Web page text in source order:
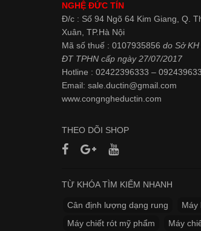
NGHỆ ĐỨC TÍN
Đ/c : Số 94 Ngõ 64 Kim Giang, Q.
Xuân, TP.Hà Nội
Mã số thuế : 0107935856 do Sở KH
ĐT TPHN cấp ngày 27/07/2017
Hotline : 02422396333 –
Email: sale.ductin@gmail.com
www.congngheductin.com
THEO DÕI SHOP
TỪ KHÓA TÌM KIẾM NHANH
Cân định lượng dạng rung Máy
Máy chiết rót mỹ phẩm
Máy